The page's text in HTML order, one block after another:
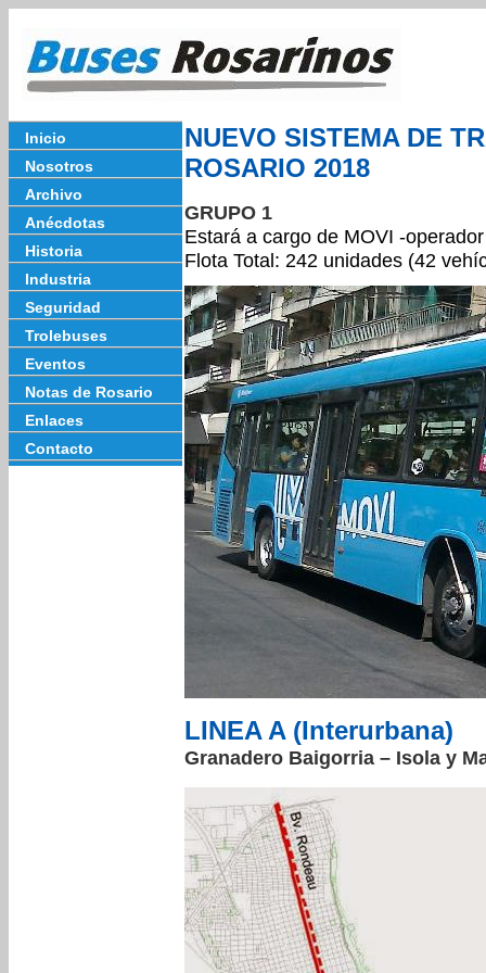
Inicio
Nosotros
Archivo
Anécdotas
Historia
Industria
Seguridad
Trolebuses
Eventos
Notas de Rosario
Enlaces
Contacto
NUEVO SISTEMA DE
ROSARIO 2018
GRUPO 1
Estará a cargo de MOVI -
Flota Total: 242 unidades (42
LINEA A (Interurbana)
Granadero Baigorria – Isola y